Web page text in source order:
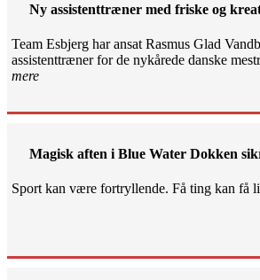
Ny assistenttræner med friske og
Team Esbjerg har ansat Rasmus Glad
assistenttræner for de nykårede danske
mere
Magisk aften i Blue Water Dokken
Sport kan være fortryllende. Få ting kan få